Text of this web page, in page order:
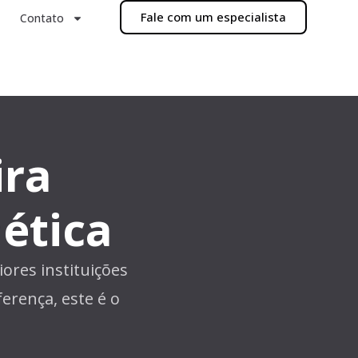
Contato Fale com um especialista
instituições
este é o